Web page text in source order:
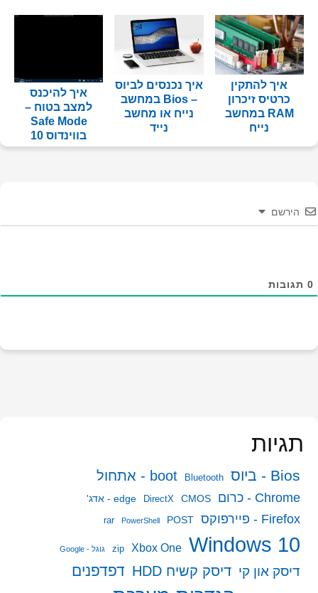
איך להתקין
כרטיס זיכרון
RAM במחשב
נייח
איך נכנסים לביוס
– Bios במחשב
נייח או מחשב
נייד
איך להיכנס
למצב בטוח –
Safe Mode
בווינדוס 10
הירשם
0 תגובות
תגיות
Bios - ביוס Bluetooth boot - אתחול
Chrome - כרום CMOS
DirectX edge - אדג'
Firefox - פיירפוקס POST
PowerShell
rar
Windows 10
Xbox One
zip גוגל - Google
דיסק און קי דיסק קשיח HDD דפדפנים